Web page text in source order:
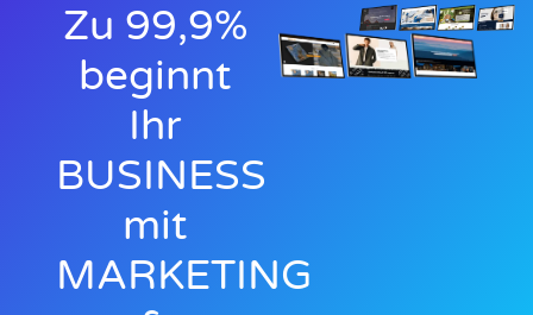
Zu 99,9%
beginnt
Ihr
BUSINESS
mit
MARKETING